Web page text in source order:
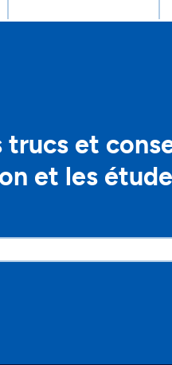
trucs et
et les